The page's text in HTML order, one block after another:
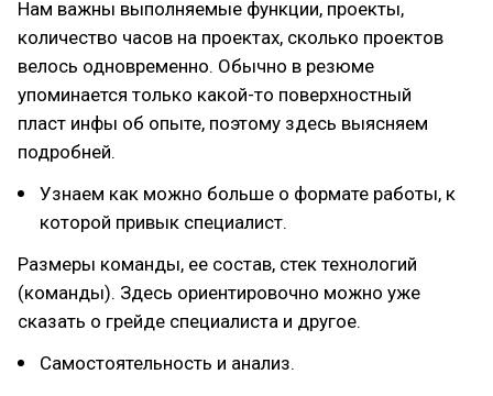
Нам важны выполняемые функции, проекты,
количество часов на проектах, сколько проектов
велось одновременно. Обычно в резюме
упоминается только какой-то поверхностный
пласт инфы об опыте, поэтому здесь выясняем
подробней.
Узнаем как можно больше о формате работы, к
которой привык специалист.
Размеры команды, ее состав, стек технологий
(команды). Здесь ориентировочно можно уже
сказать о грейде специалиста и другое.
Самостоятельность и анализ.